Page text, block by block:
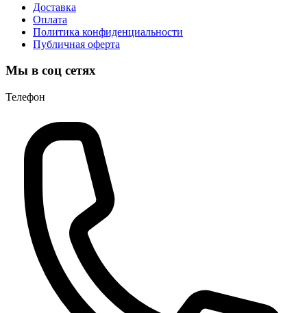
Доставка
Оплата
Политика конфиденциальности
Публичная оферта
Мы в соц сетях
Телефон